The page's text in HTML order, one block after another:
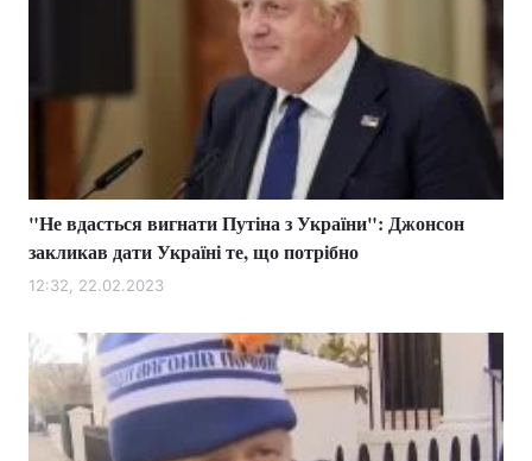
Статті
Думки
Вакансії
Контакти
"Не вдасться вигнати Путіна з України": Джонсон
закликав дати Україні те, що потрібно
12:32, 22.02.2023